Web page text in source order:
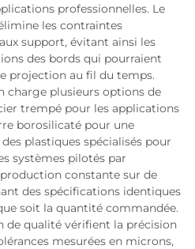
professionnelles. Le
les contraintes
support, évitant ainsi les
des bords qui pourraient
projection au fil du temps.
charge plusieurs options de
trempé pour les applications
borosilicaté pour une
plastiques spécialisés pour
systèmes pilotés par
constante sur de
des spécifications identiques
soit la quantité commandée.
de qualité vérifient la précision
mesurées en microns,